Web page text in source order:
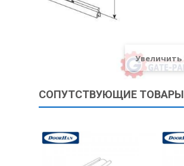
Увеличить
СОПУТСТВУЮЩИЕ ТОВАРЫ